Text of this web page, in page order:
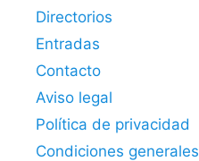
Directorios
Entradas
Contacto
Aviso legal
Política de privacidad
Condiciones generales